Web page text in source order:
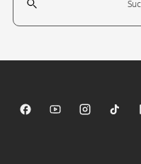
Sparkasse auf Facebook
Sparkasse auf
Sparkasse